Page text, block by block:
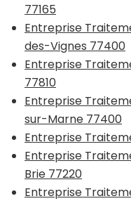
77165
Entreprise
des-Vignes 77400
Entreprise
77810
Entreprise
sur-Marne 77400
Entreprise
Entreprise
Brie 77220
Entreprise